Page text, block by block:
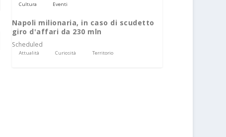
Cultura Eventi
Napoli milionaria, in caso di scudetto
giro d'affari da 230 mln
Scheduled
Attualità Curiosità Territorio